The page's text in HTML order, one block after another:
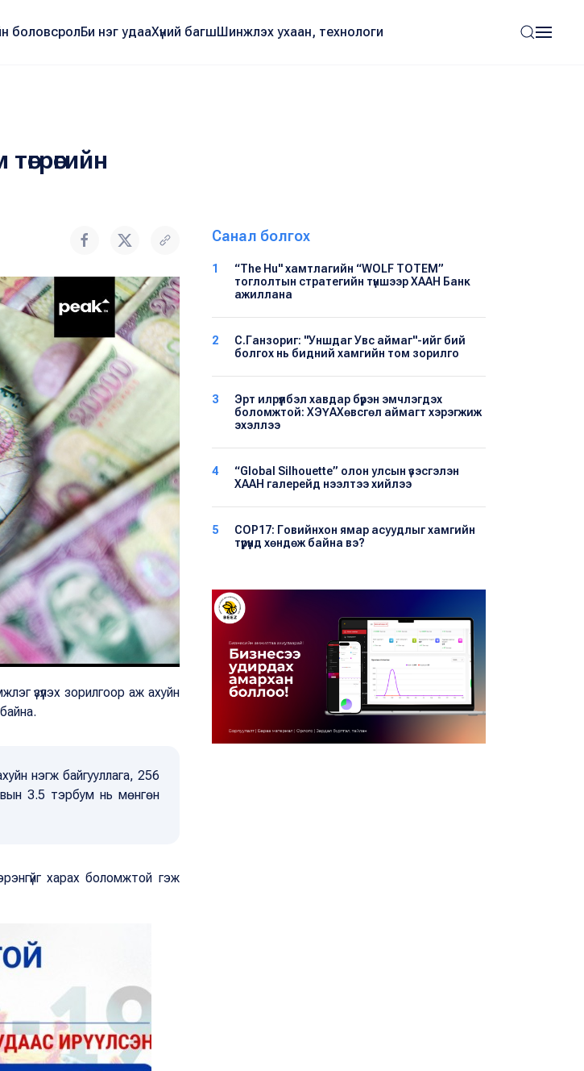
боловсролБи нэг удааХүний багшШинжлэх ухаан, технологи
үзүүлэх зорилгоор аж ахуйн
нэгж байгууллага, 256
3.5 тэрбум нь мөнгөн
харах боломжтой гэж
Санал болгох
1
“The Hu" хамтлагийн “WOLF TOTEM”
тоглолтын стратегийн түншээр ХААН Банк
ажиллана
2
С.Ганзориг: "Уншдаг Увс аймаг"-ийг бий
болгох нь бидний хамгийн том зорилго
3
Эрт илрүүлбэл хавдар бүрэн эмчлэгдэх
боломжтой: ХЭҮА​Хөвсгөл аймагт хэрэгжиж
эхэллээ
4
“Global Silhouette” олон улсын үзэсгэлэн
ХААН галерейд нээлтээ хийлээ
5
COP17: Говийнхон ямар асуудлыг хамгийн
түрүүнд хөндөж байна вэ?